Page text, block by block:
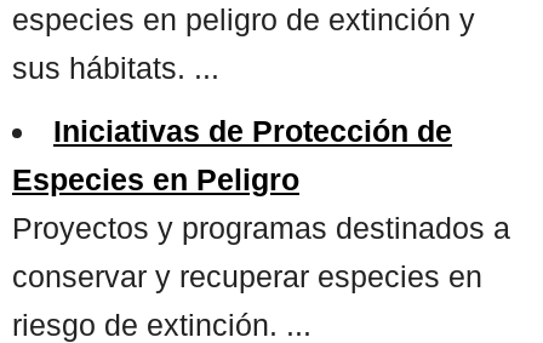
especies en peligro de extinción y
sus hábitats. ...
Iniciativas de Protección de
Especies en Peligro
Proyectos y programas destinados a
conservar y recuperar especies en
riesgo de extinción. ...